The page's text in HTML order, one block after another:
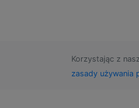
Korzystając z
zasady używania